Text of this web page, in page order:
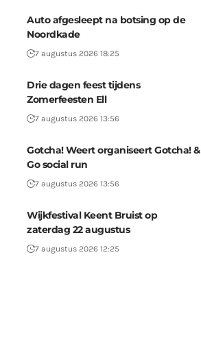
Auto afgesleept na botsing op de
Noordkade
7 augustus 2026 18:25
Drie dagen feest tijdens
Zomerfeesten Ell
7 augustus 2026 13:56
Gotcha! Weert organiseert Gotcha! &
Go social run
7 augustus 2026 13:56
Wijkfestival Keent Bruist op
zaterdag 22 augustus
7 augustus 2026 12:25